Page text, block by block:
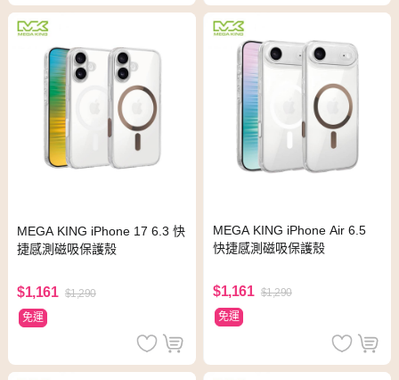
MEGA KING iPhone 17 6.3 快
捷感測磁吸保護殼
$1,161 $1,290
免運
MEGA KING iPhone Air 6.5
快捷感測磁吸保護殼
$1,161 $1,290
免運